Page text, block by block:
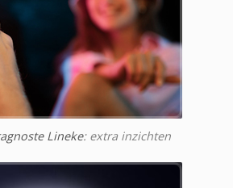
Lineke: extra inzichten